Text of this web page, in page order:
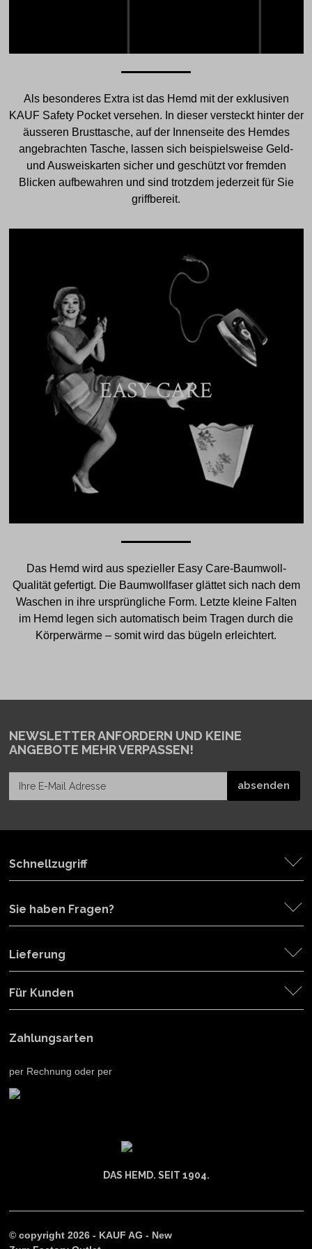
Als besonderes Extra ist das Hemd mit der exklusiven
KAUF Safety Pocket versehen. In dieser versteckt hinter der
äusseren Brusttasche, auf der Innenseite des Hemdes
angebrachten Tasche, lassen sich beispielsweise Geld-
und Ausweiskarten sicher und geschützt vor fremden
Blicken aufbewahren und sind trotzdem jederzeit für Sie
griffbereit.
EASY CARE
Das Hemd wird aus spezieller Easy Care-Baumwoll-
Qualität gefertigt. Die Baumwollfaser glättet sich nach dem
Waschen in ihre ursprüngliche Form. Letzte kleine Falten
im Hemd legen sich automatisch beim Tragen durch die
Körperwärme – somit wird das bügeln erleichtert.
NEWSLETTER ANFORDERN UND KEINE
ANGEBOTE MEHR VERPASSEN!
Schnellzugriff
Sie haben Fragen?
Lieferung
Für Kunden
Zahlungsarten
per Rechnung oder per
DAS HEMD. SEIT 1904.
© copyright 2026 - KAUF AG - New